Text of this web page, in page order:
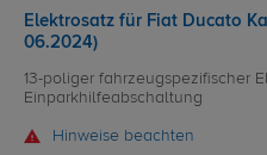
Elektrosatz für Fiat Ducato
06.2024)
13-poliger fahrzeugspezifischer
Einparkhilfeabschaltung
Hinweise beachten